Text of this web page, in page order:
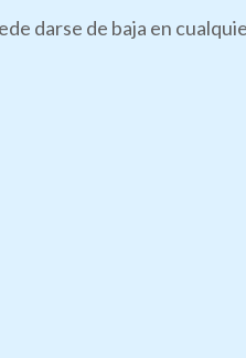
darse de baja en